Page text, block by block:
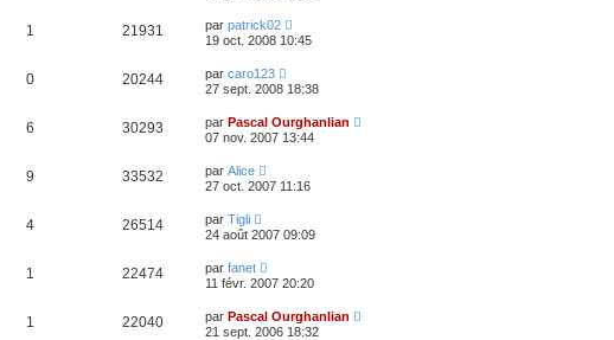
1 21931 par patrick02
19 oct. 2008 10:45
0 20244 par caro123
27 sept. 2008 18:38
6 30293 par Pascal Ourghanlian
07 nov. 2007 13:44
9 33532 par Alice
27 oct. 2007 11:16
4 26514 par Tigli
24 août 2007 09:09
1 22474 par fanet
11 févr. 2007 20:20
1 22040 par Pascal Ourghanlian
21 sept. 2006 18:32